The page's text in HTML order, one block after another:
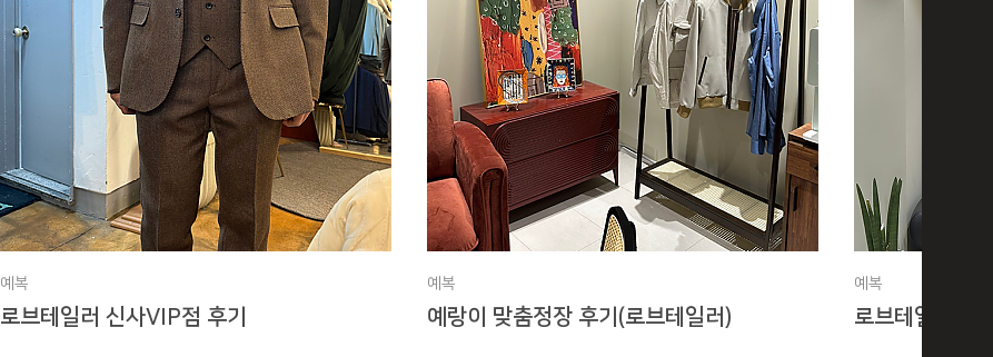
예복
로브테일러 신사VIP점 후기
예복
예랑이 맞춤정장 후기(로브테일러)
예복
로브테일러 도